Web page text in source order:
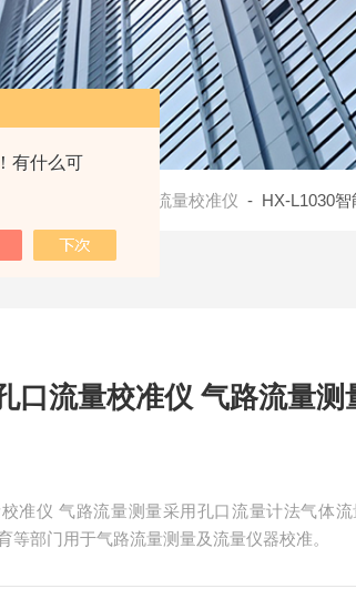
有什么可
综合压力流量校准仪 - HX-L1030智
口流量校准仪 气路流量测
准仪 气路流量测量采用孔口流量计法气体
等部门用于气路流量测量及流量仪器校准。